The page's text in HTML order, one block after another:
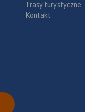
Trasy turystyczne
Kontakt